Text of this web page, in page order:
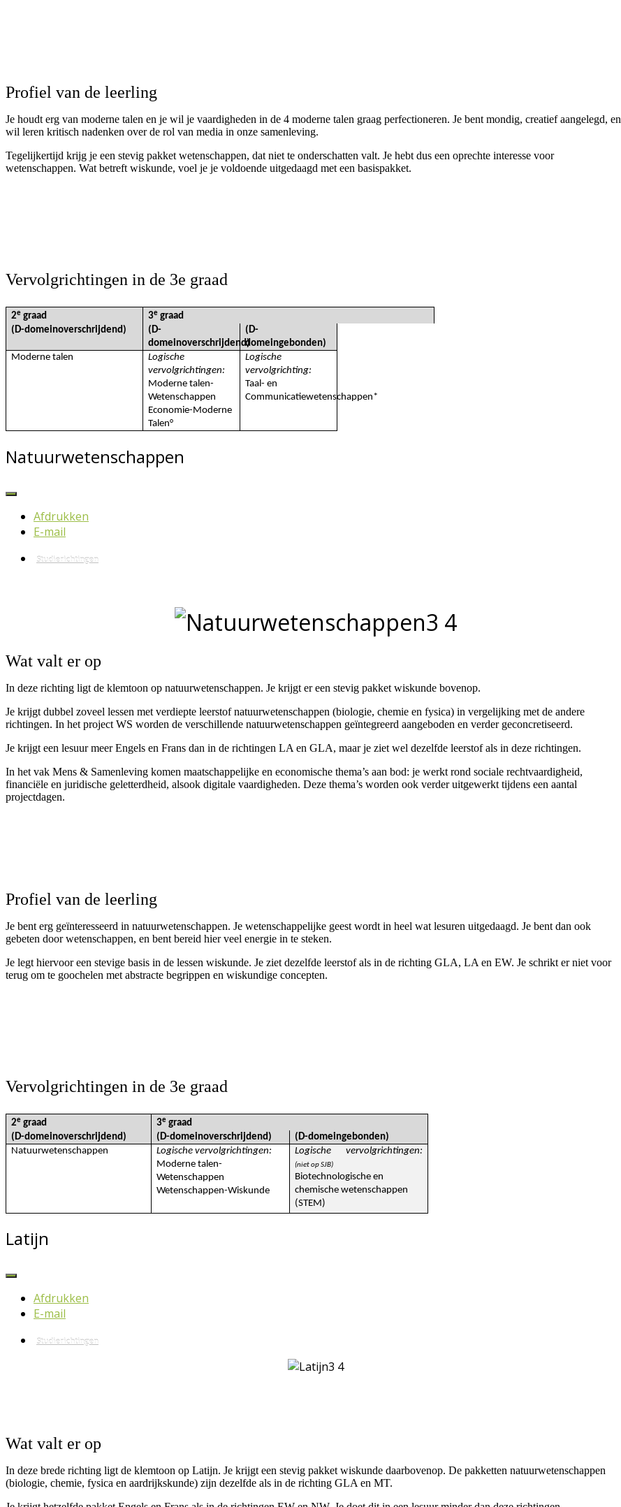
Profiel van de leerling
Je houdt erg van moderne talen en je wil je vaardigheden in de 4 moderne talen graag perfectioneren. Je bent mondig, creatief aangelegd, en
wil leren kritisch nadenken over de rol van media in onze samenleving.
Tegelijkertijd krijg je een stevig pakket wetenschappen, dat niet te onderschatten valt. Je hebt dus een oprechte interesse voor
wetenschappen. Wat betreft wiskunde, voel je je voldoende uitgedaagd met een basispakket.
Vervolgrichtingen in de 3e graad
2e graad 3e graad
(D-domeinoverschrijdend) (D-
domeinoverschrijdend)
(D-
domeingebonden)
Moderne talen
Logische
vervolgrichtingen:
Moderne talen-
Wetenschappen
Economie-Moderne
Talen°
Logische
vervolgrichting:
Taal- en
Communicatiewetenschappen*
Natuurwetenschappen
Afdrukken
E-mail
Studierichtingen
Wat valt er op
In deze richting ligt de klemtoon op natuurwetenschappen. Je krijgt er een stevig pakket wiskunde bovenop.
Je krijgt dubbel zoveel lessen met verdiepte leerstof natuurwetenschappen (biologie, chemie en fysica) in vergelijking met de andere
richtingen. In het project WS worden de verschillende natuurwetenschappen geïntegreerd aangeboden en verder geconcretiseerd.
Je krijgt een lesuur meer Engels en Frans dan in de richtingen LA en GLA, maar je ziet wel dezelfde leerstof als in deze richtingen.
In het vak Mens & Samenleving komen maatschappelijke en economische thema’s aan bod: je werkt rond sociale rechtvaardigheid,
financiële en juridische geletterdheid, alsook digitale vaardigheden. Deze thema’s worden ook verder uitgewerkt tijdens een aantal
projectdagen.
Profiel van de leerling
Je bent erg geïnteresseerd in natuurwetenschappen. Je wetenschappelijke geest wordt in heel wat lesuren uitgedaagd. Je bent dan ook
gebeten door wetenschappen, en bent bereid hier veel energie in te steken.
Je legt hiervoor een stevige basis in de lessen wiskunde. Je ziet dezelfde leerstof als in de richting GLA, LA en EW. Je schrikt er niet voor
terug om te goochelen met abstracte begrippen en wiskundige concepten.
Vervolgrichtingen in de 3e graad
2e graad 3e graad
(D-domeinoverschrijdend) (D-domeinoverschrijdend) (D-domeingebonden)
Natuurwetenschappen
Logische vervolgrichtingen:
Moderne talen-
Wetenschappen
Wetenschappen-Wiskunde
Logische vervolgrichtingen:
(niet op SJB)
Biotechnologische en
chemische wetenschappen
(STEM)
Latijn
Afdrukken
E-mail
Studierichtingen
Wat valt er op
In deze brede richting ligt de klemtoon op Latijn. Je krijgt een stevig pakket wiskunde daarbovenop. De pakketten natuurwetenschappen
(biologie, chemie, fysica en aardrijkskunde) zijn dezelfde als in de richting GLA en MT.